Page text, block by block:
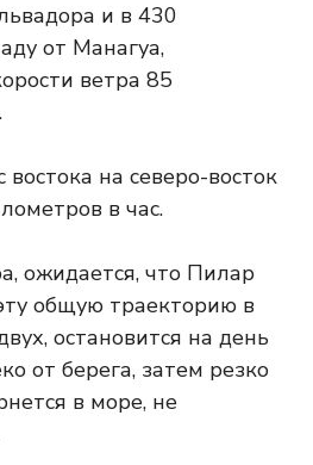
и в 430
от Манагуа,
ветра 85
на северо-восток
в час.
ожидается, что Пилар
общую траекторию в
остановится на день
от берега, затем резко
в море, не